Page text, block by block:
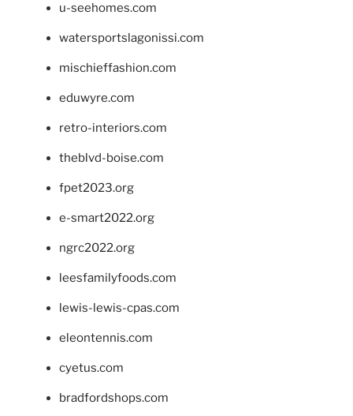
u-seehomes.com
watersportslagonissi.com
mischieffashion.com
eduwyre.com
retro-interiors.com
theblvd-boise.com
fpet2023.org
e-smart2022.org
ngrc2022.org
leesfamilyfoods.com
lewis-lewis-cpas.com
eleontennis.com
cyetus.com
bradfordshops.com